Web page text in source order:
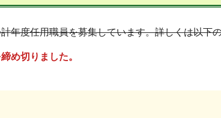
年度任用職員を募集しています。詳しくは以下
め切りました。